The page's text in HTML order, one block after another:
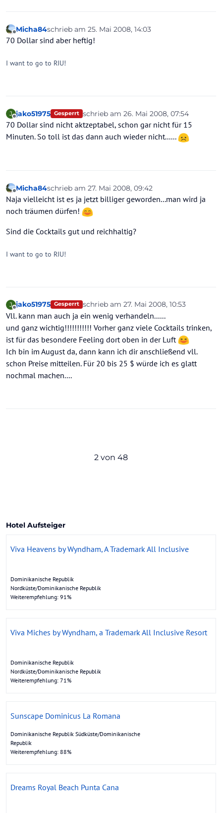
Offline
Micha84schrieb am 25. Mai 2008, 14:03
zuletzt editiert von
70 Dollar sind aber heftig!
I want to go to RIU!
J
Offline
jako51975 Gesperrt schrieb am 26. Mai 2008, 07:54
zuletzt editiert von
70 Dollar sind nicht aktzeptabel, schon gar nicht für 15
Minuten. So toll ist das dann auch wieder nicht......
Offline
Micha84schrieb am 27. Mai 2008, 09:42
zuletzt editiert von
Naja vielleicht ist es ja jetzt billiger geworden...man wird ja
noch träumen dürfen!
Sind die Cocktails gut und reichhaltig?
I want to go to RIU!
J
Offline
jako51975 Gesperrt schrieb am 27. Mai 2008, 10:53
zuletzt editiert von
Vll. kann man auch ja ein wenig verhandeln......
und ganz wichtig!!!!!!!!!!! Vorher ganz viele Cocktails trinken,
ist für das besondere Feeling dort oben in der Luft
Ich bin im August da, dann kann ich dir anschließend vll.
schon Preise mitteilen. Für 20 bis 25 $ würde ich es glatt
nochmal machen....
2 von 48
Hotel Aufsteiger
Viva Heavens by Wyndham, A Trademark All Inclusive
Dominikanische Republik
Nordküste/Dominikanische Republik
Weiterempfehlung: 91%
Viva Miches by Wyndham, a Trademark All Inclusive Resort
Dominikanische Republik
Nordküste/Dominikanische Republik
Weiterempfehlung: 71%
Sunscape Dominicus La Romana
Dominikanische Republik Südküste/Dominikanische
Republik
Weiterempfehlung: 88%
Dreams Royal Beach Punta Cana